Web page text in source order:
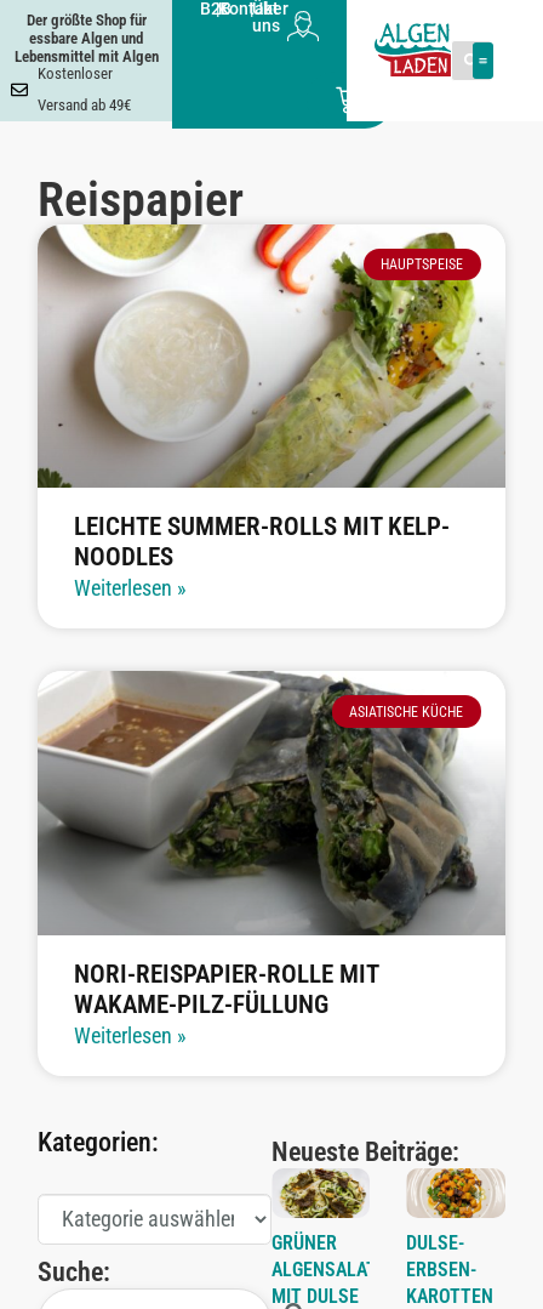
Der größte Shop für
essbare Algen und
Lebensmittel mit Algen
Kostenloser
Versand ab 49€
B2B
|Kontakt
|Über
uns
Reispapier
HAUPTSPEISE
LEICHTE SUMMER-ROLLS MIT KELP-
NOODLES
Weiterlesen »
ASIATISCHE KÜCHE
NORI-REISPAPIER-ROLLE MIT
WAKAME-PILZ-FÜLLUNG
Weiterlesen »
Kategorien:
Suche:
Neueste Beiträge:
GRÜNER
ALGENSALAT
MIT DULSE
DULSE-
ERBSEN-
KAROTTEN